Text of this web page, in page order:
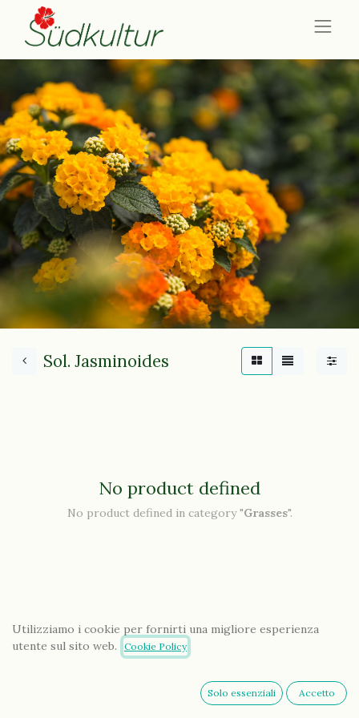
Sol. Jasminoides
No product defined
No product defined in category "Grasses".
Utilizziamo i cookie per fornirti una migliore esperienza
utente sul sito web.
Cookie Policy
Solo essenziali Accetto